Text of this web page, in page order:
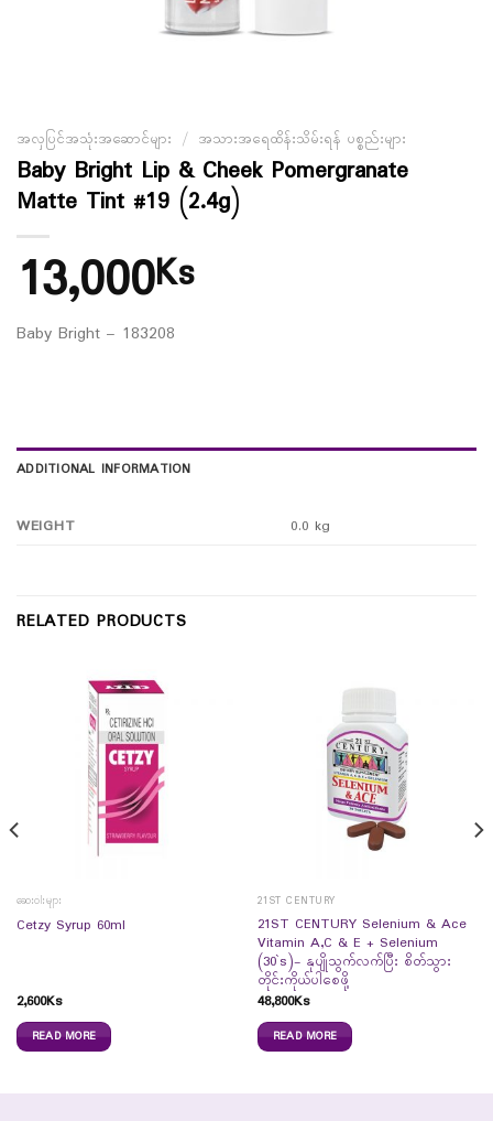
အလှပြင်အသုံးအဆောင်များ / အသားအရေထိန်းသိမ်းရန် ပစ္စည်းများ
Baby Bright Lip & Cheek Pomergranate
Matte Tint #19 (2.4g)
13,000Ks
Baby Bright – 183208
ADDITIONAL INFORMATION
WEIGHT 0.0 kg
RELATED PRODUCTS
ဆေးဝါးများ
Cetzy Syrup 60ml
2,600Ks
READ MORE
21ST CENTURY
21ST CENTURY Selenium & Ace
Vitamin A,C & E + Selenium
(30`s)- နုပျိုသွက်လက်ပြီး စိတ်သွား
တိုင်းကိုယ်ပါစေဖို့
48,800Ks
READ MORE